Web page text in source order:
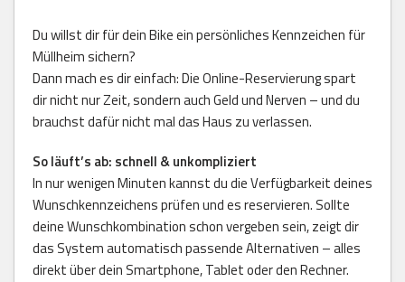
Du willst dir für dein Bike ein persönliches Kennzeichen für
Müllheim sichern?
Dann mach es dir einfach: Die Online-Reservierung spart
dir nicht nur Zeit, sondern auch Geld und Nerven – und du
brauchst dafür nicht mal das Haus zu verlassen.
So läuft’s ab: schnell & unkompliziert
In nur wenigen Minuten kannst du die Verfügbarkeit deines
Wunschkennzeichens prüfen und es reservieren. Sollte
deine Wunschkombination schon vergeben sein, zeigt dir
das System automatisch passende Alternativen – alles
direkt über dein Smartphone, Tablet oder den Rechner.